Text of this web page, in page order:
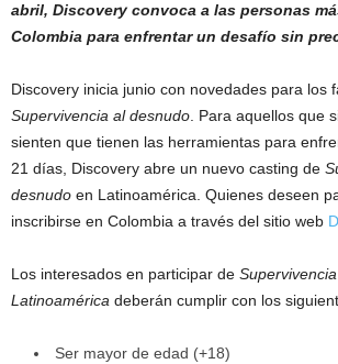
abril, Discovery convoca a las personas
Colombia para enfrentar un desafío sin
Discovery inicia junio con novedades para los
Supervivencia al desnudo . Para aquellos que
sienten que tienen las herramientas para
21 días, Discovery abre un nuevo casting de
desnudo en Latinoamérica. Quienes deseen
inscribirse en Colombia a través del sitio web
Los interesados en participar de
Latinoamérica deberán cumplir con los
Ser mayor de edad (+18)